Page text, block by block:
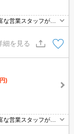
営業スタッフが多
す☆ご希望の物件の
いただくサービス
☆詳しくは「エイブ
６０にお気軽にお
細を見る
)
営業スタッフが多
す☆ご希望の物件の